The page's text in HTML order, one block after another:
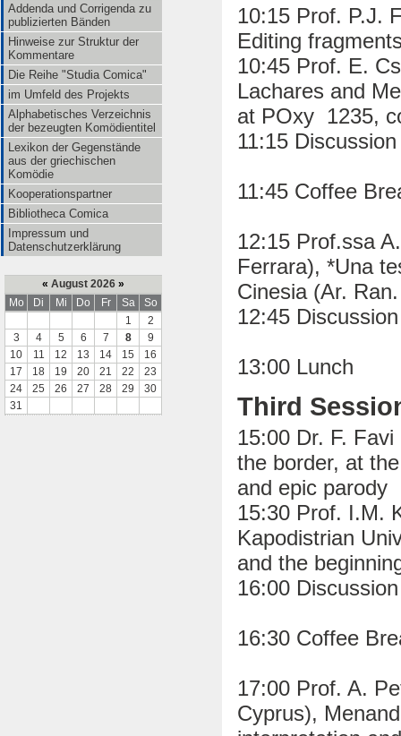
Addenda und Corrigenda zu
publizierten Bänden
Hinweise zur Struktur der
Kommentare
Die Reihe "Studia Comica"
im Umfeld des Projekts
Alphabetisches Verzeichnis
der bezeugten Komödientitel
Lexikon der Gegenstände
aus der griechischen
Komödie
Kooperationspartner
Bibliotheca Comica
Impressum und
Datenschutzerklärung
« August 2026 »
Mo
Di Mi Do Fr Sa
So
1
2
3
4 5 6 7 8
9
10
11 12 13 14 15
16
17
18 19 20 21 22
23
24
25 26 27 28 29
30
31
10:15 Prof. P.J.
Editing
10:45 Prof. E.
Lachares and
at POxy 1235,
11:15 Discussion
11:45 Coffee
12:15 Prof.ssa
Ferrara), *Una
Cinesia (Ar.
12:45 Discussion
13:00 Lunch
Third
15:00 Dr. F.
the border, at
and epic parody
15:30 Prof. I.M.
Kapodistrian
and the
16:00 Discussion
16:30 Coffee
17:00 Prof. A.
Cyprus),